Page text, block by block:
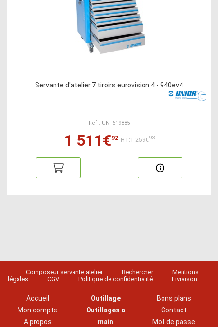
Servante d'atelier 7 tiroirs eurovision 4 - 940ev4
Ref : UNI 619885
1 511€92 HT:1 259€93
Composeur servante atelier Rechercher
Mentions
légales
CGV Politique de confidentialité Livraison
Accueil
Mon compte
A propos
Outillage
Outillages a
main
Bons plans
Contact
Mot de passe